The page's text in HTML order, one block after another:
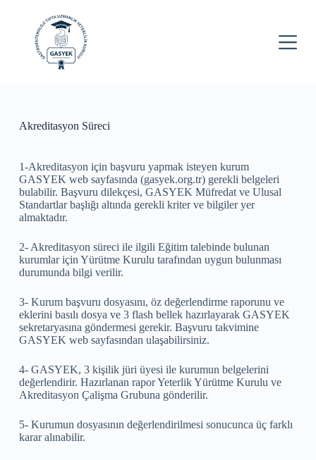
Akreditasyon Süreci
1-Akreditasyon için başvuru yapmak isteyen kurum
GASYEK web sayfasında (gasyek.org.tr) gerekli belgeleri
bulabilir. Başvuru dilekçesi, GASYEK Müfredat ve Ulusal
Standartlar başlığı altında gerekli kriter ve bilgiler yer
almaktadır.
2- Akreditasyon süreci ile ilgili Eğitim talebinde bulunan
kurumlar için Yürütme Kurulu tarafından uygun bulunması
durumunda bilgi verilir.
3- Kurum başvuru dosyasını, öz değerlendirme raporunu ve
eklerini basılı dosya ve 3 flash bellek hazırlayarak GASYEK
sekretaryasına göndermesi gerekir. Başvuru takvimine
GASYEK web sayfasından ulaşabilirsiniz.
4- GASYEK, 3 kişilik jüri üyesi ile kurumun belgelerini
değerlendirir. Hazırlanan rapor Yeterlik Yürütme Kurulu ve
Akreditasyon Çalişma Grubuna gönderilir.
5- Kurumun dosyasının değerlendirilmesi sonucunca üç farklı
karar alınabilir.